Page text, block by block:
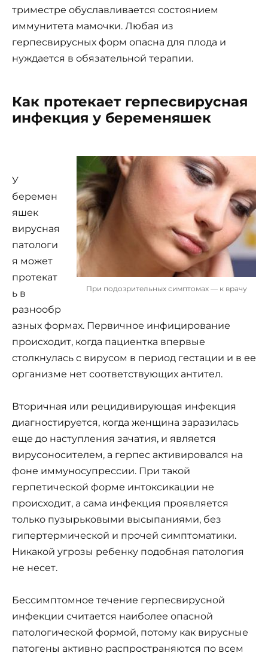
триместре обуславливается состоянием
иммунитета мамочки. Любая из
герпесвирусных форм опасна для плода и
нуждается в обязательной терапии.
Как протекает герпесвирусная
инфекция у беременяшек
При подозрительных симптомах — к врачу
У
беремен
яшек
вирусная
патологи
я может
протекат
ь в
разнообр
азных формах. Первичное инфицирование
происходит, когда пациентка впервые
столкнулась с вирусом в период гестации и в ее
организме нет соответствующих антител.
Вторичная или рецидивирующая инфекция
диагностируется, когда женщина заразилась
еще до наступления зачатия, и является
вирусоносителем, а герпес активировался на
фоне иммуносупрессии. При такой
герпетической форме интоксикации не
происходит, а сама инфекция проявляется
только пузырьковыми высыпаниями, без
гипертермической и прочей симптоматики.
Никакой угрозы ребенку подобная патология
не несет.
Бессимптомное течение герпесвирусной
инфекции считается наиболее опасной
патологической формой, потому как вирусные
патогены активно распространяются по всем